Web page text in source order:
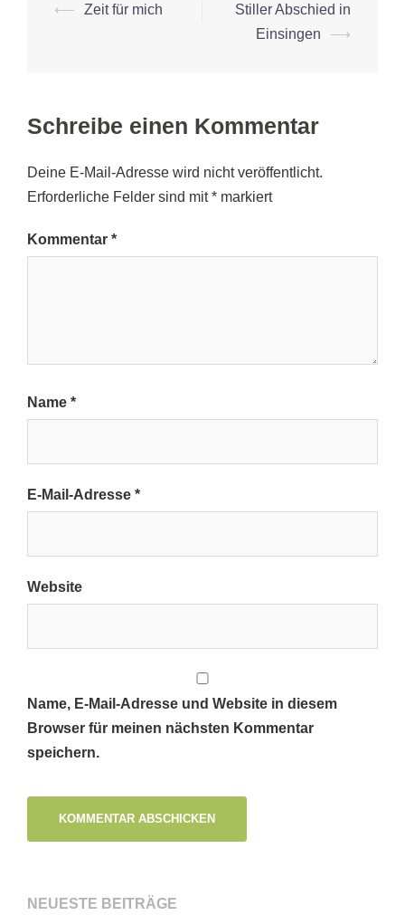
Beitrags-
⟵ Zeit für mich
Stiller Abschied in
Einsingen
⟶
Schreibe einen Kommentar
Deine E-Mail-Adresse wird nicht veröffentlicht.
Erforderliche Felder sind mit* markiert
Kommentar *
Name *
E-Mail-Adresse *
Website
Name, E-Mail-Adresse und Website in diesem
Browser für meinen nächsten Kommentar
speichern.
NEUESTE BEITRÄGE